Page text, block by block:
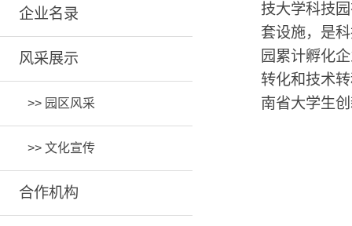
企业名录
风采展示
>> 园区风采
>> 文化宣传
合作机构
技大学科技
套设施，是
园累计孵化
转化和技术转
南省大学生